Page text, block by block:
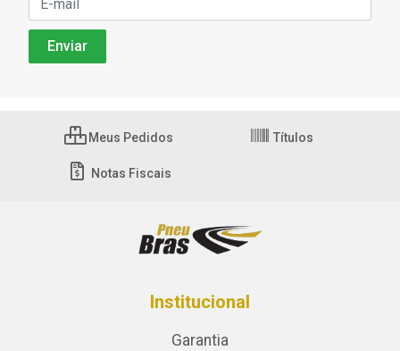
Meus Pedidos Títulos
Notas Fiscais
Institucional
Garantia